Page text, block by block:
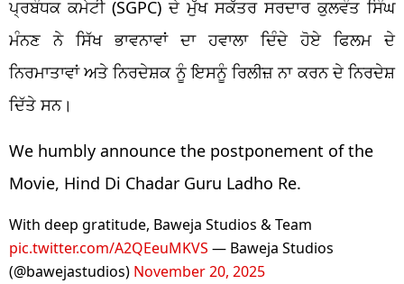
ਪ੍ਰਬੰਧਕ ਕਮੇਟੀ (SGPC) ਦੇ ਮੁੱਖ ਸਕੱਤਰ ਸਰਦਾਰ ਕੁਲਵੰਤ ਸਿੰਘ
ਮੰਨਣ ਨੇ ਸਿੱਖ ਭਾਵਨਾਵਾਂ ਦਾ ਹਵਾਲਾ ਦਿੰਦੇ ਹੋਏ ਫਿਲਮ ਦੇ
ਨਿਰਮਾਤਾਵਾਂ ਅਤੇ ਨਿਰਦੇਸ਼ਕ ਨੂੰ ਇਸਨੂੰ ਰਿਲੀਜ਼ ਨਾ ਕਰਨ ਦੇ ਨਿਰਦੇਸ਼
ਦਿੱਤੇ ਸਨ।
We humbly announce the postponement of the
Movie, Hind Di Chadar Guru Ladho Re.
With deep gratitude, Baweja Studios & Team
pic.twitter.com/A2QEeuMKVS — Baweja Studios
(@bawejastudios) November 20, 2025